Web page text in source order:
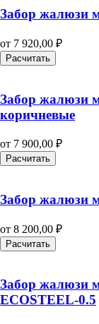
Забор жалюзи
от 7 920,00 ₽
Расчитать
Забор жалюзи
коричневые
от 7 900,00 ₽
Расчитать
Забор жалюзи
от 8 200,00 ₽
Расчитать
Забор жалюзи
ECOSTEEL-0.5